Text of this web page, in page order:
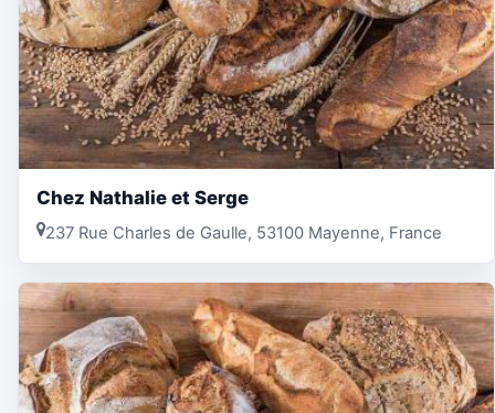
Chez Nathalie et Serge
237 Rue Charles de Gaulle, 53100 Mayenne, France